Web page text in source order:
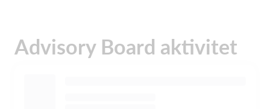
Advisory Board aktivitet